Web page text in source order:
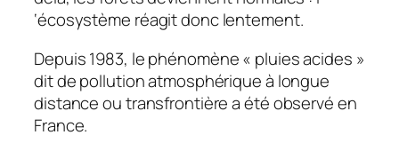
‘écosystème réagit donc lentement.
Depuis 1983, le phénomène « pluies acides »
dit de pollution atmosphérique à longue
distance ou transfrontière a été observé en
France.